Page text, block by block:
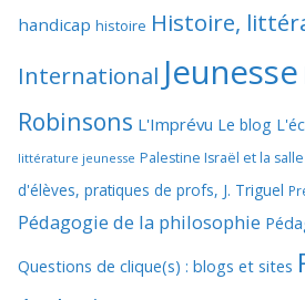
handicap histoire Histoire,
International Jeunesse
Robinsons L'Imprévu Le blog
littérature jeunesse Palestine Israël et la
d'élèves, pratiques de profs, J. Triguel
Pédagogie de la philosophie
Questions de clique(s) : blogs et sites